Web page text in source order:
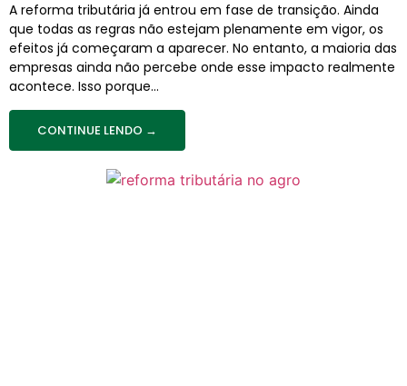
A reforma tributária já entrou em fase de transição. Ainda
que todas as regras não estejam plenamente em vigor, os
efeitos já começaram a aparecer. No entanto, a maioria das
empresas ainda não percebe onde esse impacto realmente
acontece. Isso porque...
CONTINUE LENDO →